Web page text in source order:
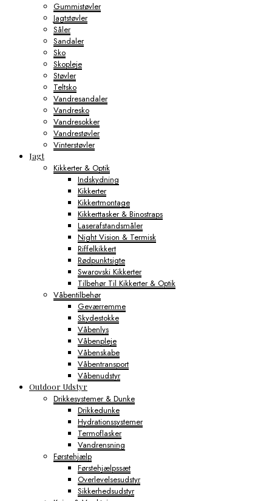
Gummistøvler
Jagtstøvler
Såler
Sandaler
Sko
Skopleje
Støvler
Teltsko
Vandresandaler
Vandresko
Vandresokker
Vandrestøvler
Vinterstøvler
Jagt
Kikkerter & Optik
Indskydning
Kikkerter
Kikkertmontage
Kikkerttasker & Binostraps
Laserafstandsmåler
Night Vision & Termisk
Riffelkikkert
Rødpunktsigte
Swarovski Kikkerter
Tilbehør Til Kikkerter & Optik
Våbentilbehør
Geværremme
Skydestokke
Våbenlys
Våbenpleje
Våbenskabe
Våbentransport
Våbenudstyr
Outdoor Udstyr
Drikkesystemer & Dunke
Drikkedunke
Hydrationssystemer
Termoflasker
Vandrensning
Førstehjælp
Førstehjælpssæt
Overlevelsesudstyr
Sikkerhedsudstyr